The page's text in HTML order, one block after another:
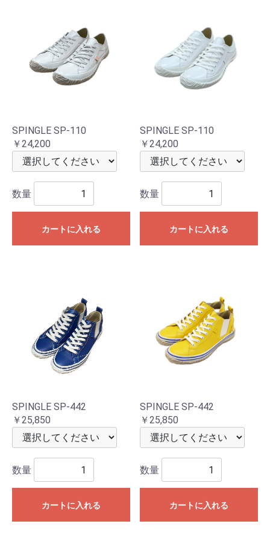
SPINGLE SP-110
￥24,200
数量
カートに入れる
SPINGLE SP-110
￥24,200
数量
カートに入れる
SPINGLE SP-442
￥25,850
数量
カートに入れる
SPINGLE SP-442
￥25,850
数量
カートに入れる